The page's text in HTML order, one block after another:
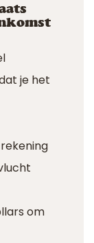
je het
om